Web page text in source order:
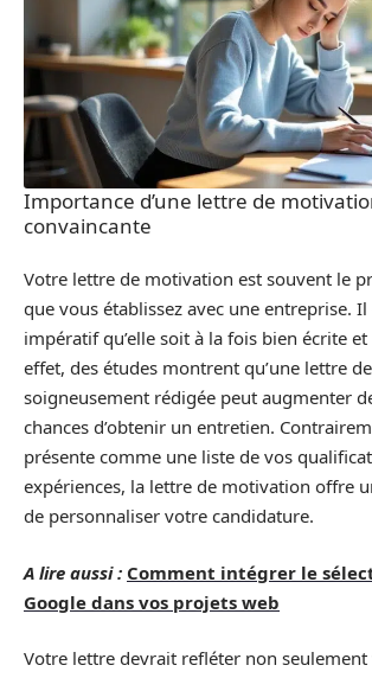
Importance d’une lettre de
convaincante
Votre lettre de motivation est souvent le
que vous établissez avec une entreprise.
impératif qu’elle soit à la fois bien écrite
effet, des études montrent qu’une lettre
soigneusement rédigée peut augmenter
chances d’obtenir un entretien.
présente comme une liste de vos
expériences, la lettre de motivation offre
de personnaliser votre candidature.
A lire aussi : Comment intégrer le
Google dans vos projets web
Votre lettre devrait refléter non seulement